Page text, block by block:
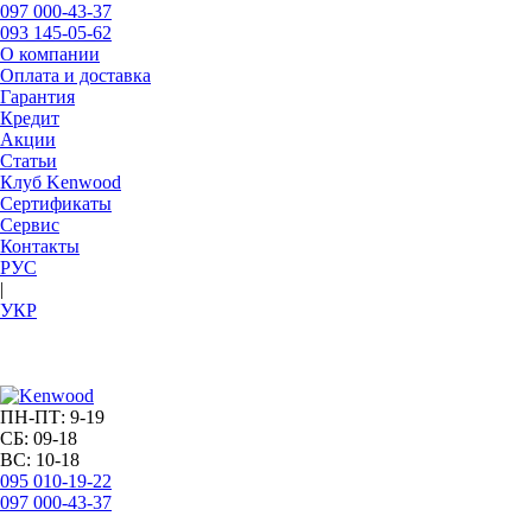
097 000-43-37
093 145-05-62
О компании
Оплата и доставка
Гарантия
Кредит
Акции
Статьи
Клуб Kenwood
Сертификаты
Сервис
Контакты
РУC
|
УКР
ПН-ПТ: 9-19
СБ: 09-18
ВС: 10-18
095 010-19-22
097 000-43-37